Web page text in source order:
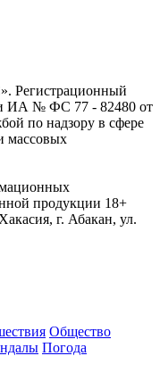
Регистрационный
ИА № ФС 77 - 82480 от
по надзору в сфере
массовых
продукции 18+
г. Абакан, ул.
Общество
Погода